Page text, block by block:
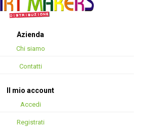
Azienda
Chi siamo
Contatti
Il mio account
Accedi
Registrati